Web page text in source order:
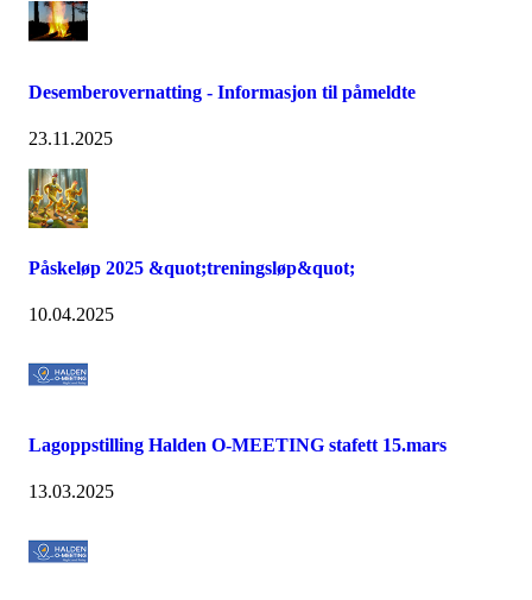
Desemberovernatting - Informasjon til påmeldte
23.11.2025
Påskeløp 2025 &quot;treningsløp&quot;
10.04.2025
Lagoppstilling Halden O-MEETING stafett 15.mars
13.03.2025